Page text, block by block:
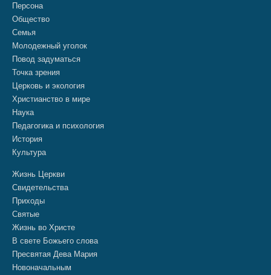
Персона
Общество
Семья
Молодежный уголок
Повод задуматься
Точка зрения
Церковь и экология
Христианство в мире
Наука
Педагогика и психология
История
Культура
Жизнь Церкви
Свидетельства
Приходы
Святые
Жизнь во Христе
В свете Божьего слова
Пресвятая Дева Мария
Новоначальным